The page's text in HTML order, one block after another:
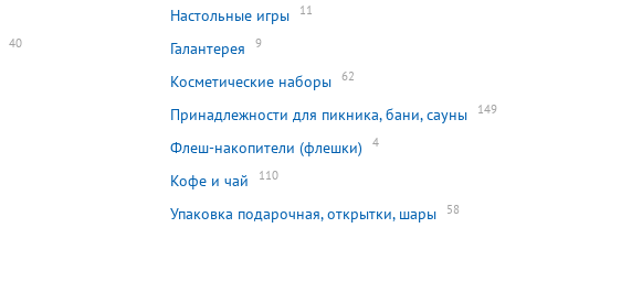
Настольные игры 11
40 Галантерея 9
Косметические наборы 62
Принадлежности для пикника, бани, сауны 149
Флеш-накопители (флешки) 4
Кофе и чай 110
Упаковка подарочная, открытки, шары 58